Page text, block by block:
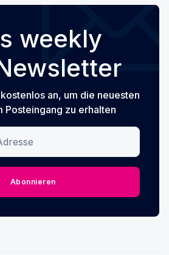
weekly
an, um die neuesten
Posteingang zu erhalten
Abonnieren